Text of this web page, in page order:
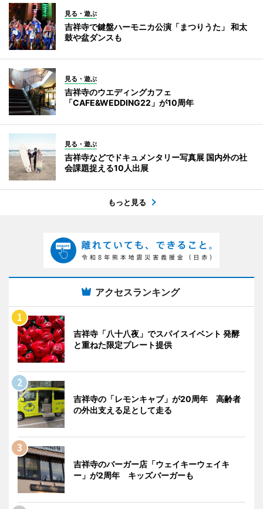
見る・遊ぶ
吉祥寺で鍵盤ハーモニカ公演「まつりうた」 和太
鼓や盆ダンスも
見る・遊ぶ
吉祥寺のウエディングカフェ
「CAFE&WEDDING22」が10周年
見る・遊ぶ
吉祥寺などでドキュメンタリー写真展 国内外の社
会課題捉える10人出展
もっと見る
アクセスランキング
吉祥寺「八十八夜」でスパイスイベント 発酵
と重ねた限定プレート提供
吉祥寺の「レモンキャブ」が20周年 高齢者
の外出支える足として走る
吉祥寺のバーガー店「ウェイキーウェイキ
ー」が2周年 キッズバーガーも